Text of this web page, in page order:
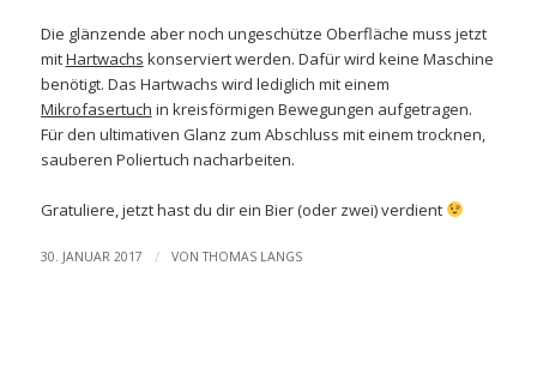
Die glänzende aber noch ungeschütze Oberfläche muss jetzt
mitHartwachs konserviert werden. Dafür wird keine Maschine
benötigt. Das Hartwachs wird lediglich mit einem
Mikrofasertuch in kreisförmigen Bewegungen aufgetragen.
Für den ultimativen Glanz zum Abschluss mit einem trocknen,
sauberen Poliertuch nacharbeiten.
Gratuliere, jetzt hast du dir ein Bier (oder zwei) verdient
30. JANUAR 2017 / VONTHOMAS LANGS